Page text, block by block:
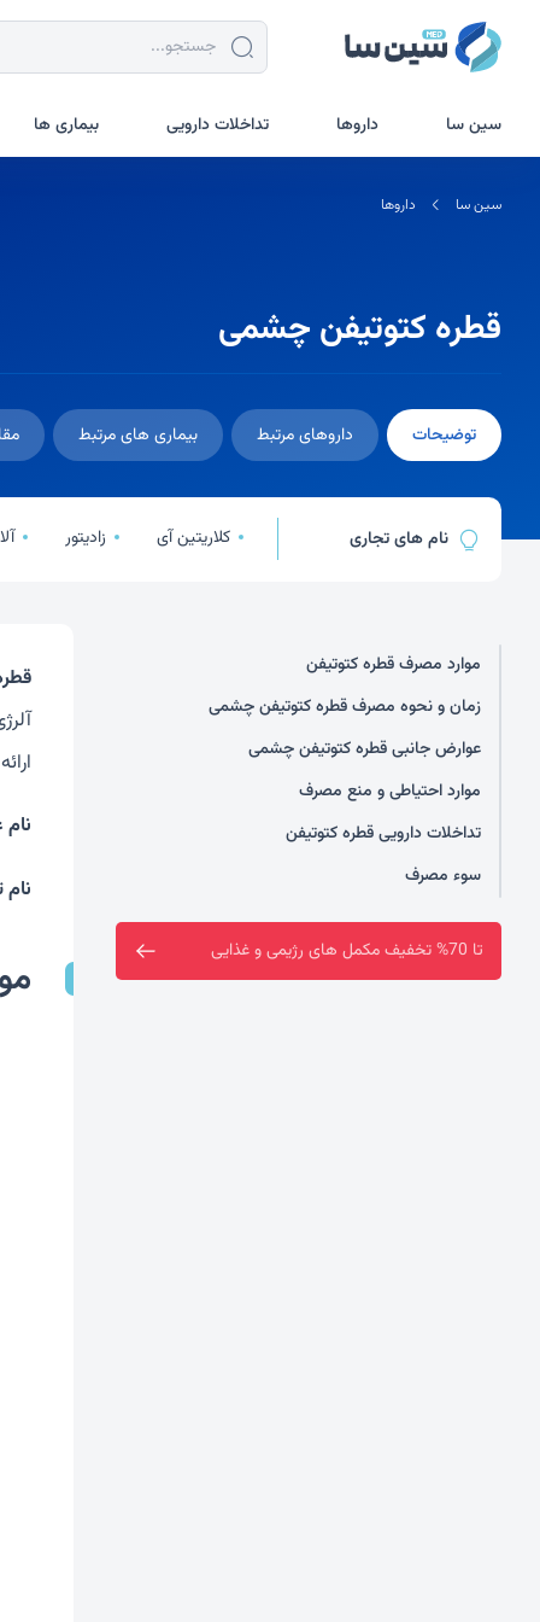
جستجو در سین سا
سین سا داروها تداخلات دارویی بیماری ها
سین سا داروها
قطره کتوتیفن چشمی
توضیحات داروهای مرتبط بیماری های مرتبط
نام های تجاری کلاریتین آی زادیتور
موارد مصرف قطره کتوتيفن
زمان و نحوه مصرف قطره کتوتيفن چشمی
عوارض جانبی قطره کتوتيفن چشمی
موارد احتیاطی و منع مصرف
تداخلات دارویی قطره کتوتيفن
سوء مصرف
فروشگاه سین سا افتتاح شد
نام